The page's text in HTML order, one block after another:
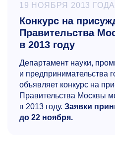
19 НОЯБРЯ 2013 ГОДА
Конкурс на
Правительства
в 2013 году
Департамент науки,
и предпринимательства
объявляет конкурс на
Правительства Москвы
в 2013 году. Заявки
до 22 ноября.